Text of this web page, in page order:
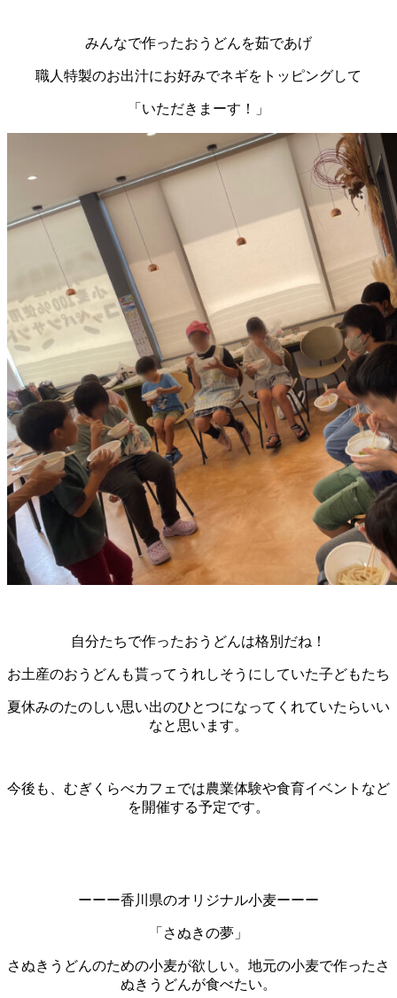
みんなで作ったおうどんを茹であげ
職人特製のお出汁にお好みでネギをトッピングして
「いただきまーす！」
自分たちで作ったおうどんは格別だね！
お土産のおうどんも貰ってうれしそうにしていた子どもたち
夏休みのたのしい思い出のひとつになってくれていたらいい
なと思います。
今後も、むぎくらべカフェでは農業体験や食育イベントなど
を開催する予定です。
ーーー香川県のオリジナル小麦ーーー
「さぬきの夢」
さぬきうどんのための小麦が欲しい。地元の小麦で作ったさ
ぬきうどんが食べたい。